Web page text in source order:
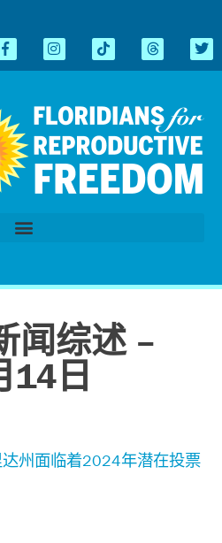
闻综述 –
14日
州面临着2024年潜在投票